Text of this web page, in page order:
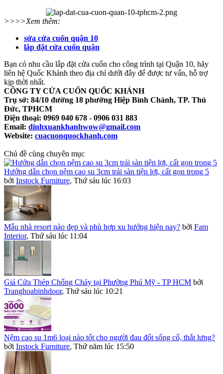
>>>>Xem thêm:
sửa cửa cuốn quận 10
lắp đặt cửa cuốn quận
Bạn có nhu cầu lắp đặt cửa cuốn cho công trình tại Quận 10, hãy
liên hệ Quốc Khánh theo địa chỉ dưới đây để được tư vấn, hỗ trợ
kịp thời nhất.
CÔNG TY CỬA CUỐN QUỐC KHÁNH
Trụ sở: 84/10 đường 18 phường Hiệp Bình Chánh, TP. Thủ
Đức, TPHCM
Điện thoại: 0969 040 678 - 0906 031 883
Email: dinhxuankhanhwow@gmail.com
Website: cuacuonquockhanh.com
Chủ đề cùng chuyên mục
Hướng dẫn chọn nệm cao su 3cm trải sàn tiện lợi, cất gọn trong 5
bởi Instock Furniture, Thứ sáu lúc 16:03
Mẫu nhà resort nào đẹp và phù hợp xu hướng hiện nay? bởi Fam
Interior, Thứ sáu lúc 11:04
Giá Cửa Thép Chống Cháy tại Phường Phú Mỹ - TP HCM bởi
Tranghoabinhdoor, Thứ sáu lúc 10:21
Nệm cao su 1m6 loại nào tốt cho người đau đốt sống cổ, thắt lưng?
bởi Instock Furniture, Thứ năm lúc 15:50